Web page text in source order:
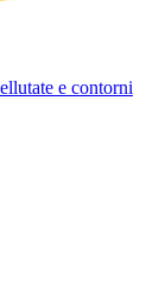
e contorni